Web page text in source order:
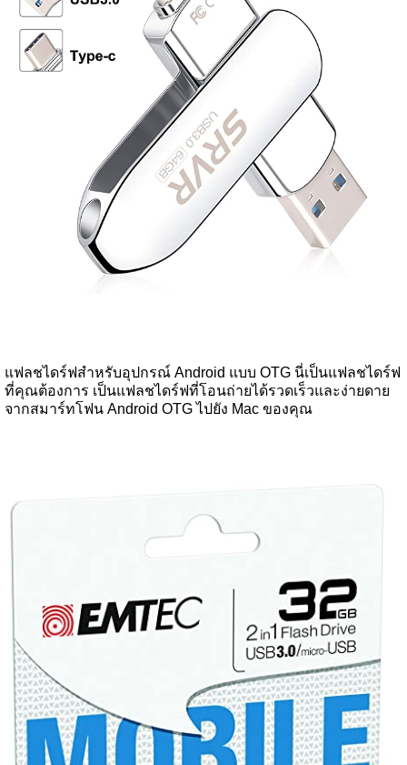
แฟลชไดร์ฟสำหรับอุปกรณ์ Android แบบ OTG นี่เป็นแฟลชไดร์ฟ
ที่คุณต้องการ เป็นแฟลชไดร์ฟที่โอนถ่ายได้รวดเร็วและง่ายดาย
จากสมาร์ทโฟน Android OTG ไปยัง Mac ของคุณ